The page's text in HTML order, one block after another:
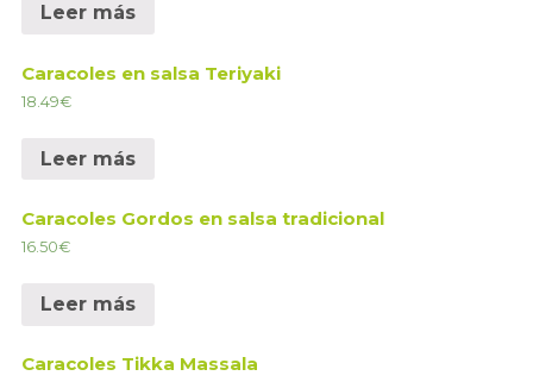
Leer más
Caracoles en salsa Teriyaki
18.49€
Leer más
Caracoles Gordos en salsa tradicional
16.50€
Leer más
Caracoles Tikka Massala